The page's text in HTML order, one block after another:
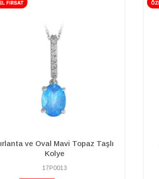
Safir ve Pırlanta Taşlı Papatya
Kolye
17P0037